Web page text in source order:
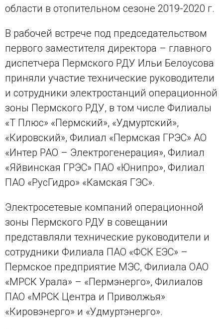
области в отопительном сезоне 2019-2020 г.
В рабочей встрече под председательством
первого заместителя директора – главного
диспетчера Пермского РДУ Ильи Белоусова
приняли участие технические руководители
и сотрудники электростанций операционной
зоны Пермского РДУ, в том числе Филиалы
«Т Плюс» «Пермский», «Удмуртский»,
«Кировский», Филиал «Пермская ГРЭС» АО
«Интер РАО – Электрогенерация», Филиал
«Яйвинская ГРЭС» ПАО «Юнипро», Филиал
ПАО «РусГидро» «Камская ГЭС».
Электросетевые компаний операционной
зоны Пермского РДУ в совещании
представляли технические руководители и
сотрудники Филиала ПАО «ФСК ЕЭС» –
Пермское предприятие МЭС, Филиала ОАО
«МРСК Урала» – «Пермэнерго», Филиалов
ПАО «МРСК Центра и Приволжья»
«Кировэнерго» и «Удмуртэнерго».